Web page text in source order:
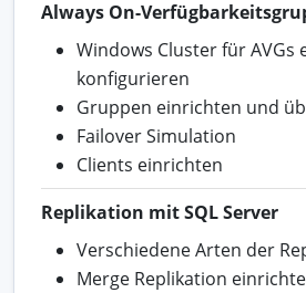
Always On-
Windows Cluster für AVGs
konfigurieren
Gruppen einrichten und
Failover Simulation
Clients einrichten
Replikation mit SQL Server
Verschiedene Arten der
Merge Replikation